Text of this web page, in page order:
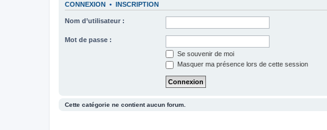
CONNEXION • INSCRIPTION
Nom d’utilisateur :
Mot de passe :
Se souvenir de moi
Masquer ma présence lors de cette session
Cette catégorie ne contient aucun forum.